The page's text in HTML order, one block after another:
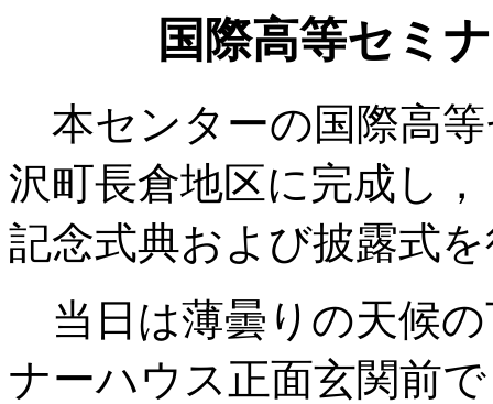
国際高等セミ
本センターの国際高
沢町長倉地区に完成し
記念式典および披露式
当日は薄曇りの天候
ナーハウス正面玄関前